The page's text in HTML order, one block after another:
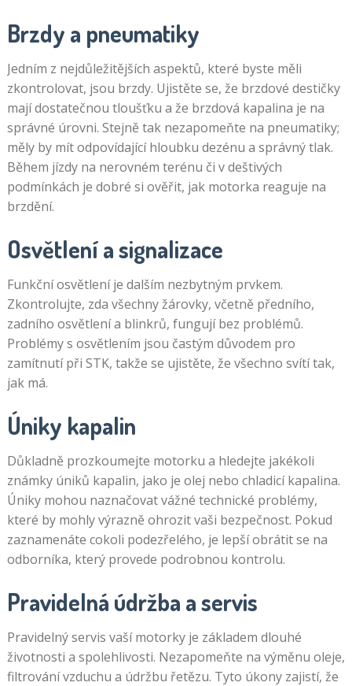
Brzdy a pneumatiky
Jedním z nejdůležitějších aspektů, které byste měli
zkontrolovat, jsou brzdy. Ujistěte se, že brzdové destičky
mají dostatečnou tloušťku a že brzdová kapalina je na
správné úrovni. Stejně tak nezapomeňte na pneumatiky;
měly by mít odpovídající hloubku dezénu a správný tlak.
Během jízdy na nerovném terénu či v deštivých
podmínkách je dobré si ověřit, jak motorka reaguje na
brzdění.
Osvětlení a signalizace
Funkční osvětlení je dalším nezbytným prvkem.
Zkontrolujte, zda všechny žárovky, včetně předního,
zadního osvětlení a blinkrů, fungují bez problémů.
Problémy s osvětlením jsou častým důvodem pro
zamítnutí při STK, takže se ujistěte, že všechno svítí tak,
jak má.
Úniky kapalin
Důkladně prozkoumejte motorku a hledejte jakékoli
známky úniků kapalin, jako je olej nebo chladicí kapalina.
Úniky mohou naznačovat vážné technické problémy,
které by mohly výrazně ohrozit vaši bezpečnost. Pokud
zaznamenáte cokoli podezřelého, je lepší obrátit se na
odborníka, který provede podrobnou kontrolu.
Pravidelná údržba a servis
Pravidelný servis vaší motorky je základem dlouhé
životnosti a spolehlivosti. Nezapomeňte na výměnu oleje,
filtrování vzduchu a údržbu řetězu. Tyto úkony zajistí, že